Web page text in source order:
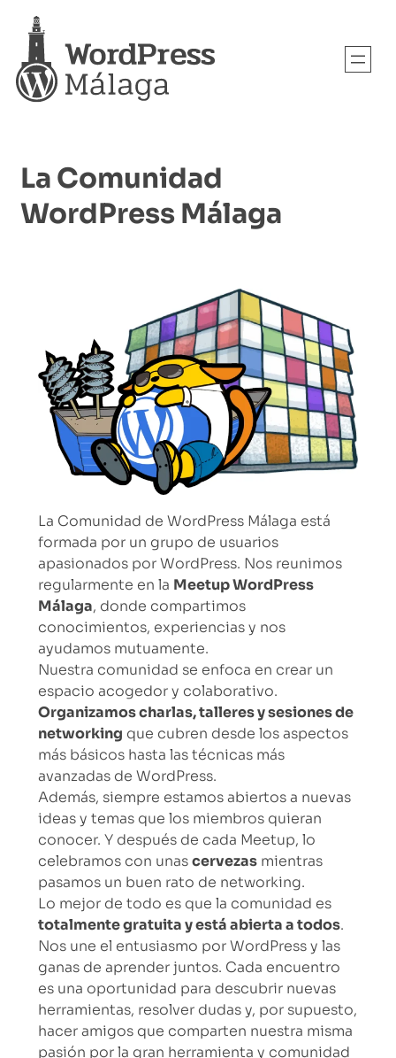
Saltar
contenido
La Comunidad
WordPress Málaga
La Comunidad de WordPress Málaga está
formada por un grupo de usuarios
apasionados por WordPress. Nos reunimos
regularmente en la Meetup WordPress
Málaga, donde compartimos
conocimientos, experiencias y nos
ayudamos mutuamente.
Nuestra comunidad se enfoca en crear un
espacio acogedor y colaborativo.
Organizamos charlas, talleres y sesiones de
networking que cubren desde los aspectos
más básicos hasta las técnicas más
avanzadas de WordPress.
Además, siempre estamos abiertos a nuevas
ideas y temas que los miembros quieran
conocer. Y después de cada Meetup, lo
celebramos con unascervezas mientras
pasamos un buen rato de networking.
Lo mejor de todo es que la comunidad es
totalmente gratuita y está abierta a todos.
Nos une el entusiasmo por WordPress y las
ganas de aprender juntos. Cada encuentro
es una oportunidad para descubrir nuevas
herramientas, resolver dudas y, por supuesto,
hacer amigos que comparten nuestra misma
pasión por la gran herramienta y comunidad